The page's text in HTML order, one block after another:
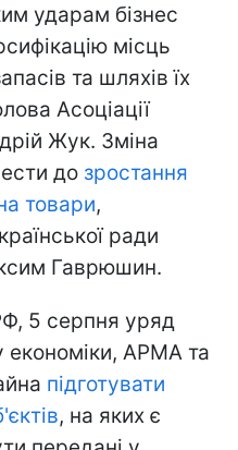
ударам бізнес
місць
та шляхів їх
Асоціації
Жук. Зміна
до зростання
товари,
ради
Гаврюшин.
5 серпня уряд
економіки, АРМА та
підготувати
, на яких є